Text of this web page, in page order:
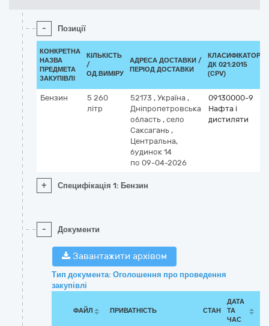
- Позиції
КОНКРЕТНА
НАЗВА
ПРЕДМЕТА
ЗАКУПІВЛІ
КІЛЬКІСТЬ
/
ОД.ВИМІРУ
АДРЕСА ДОСТАВКИ /
ПЕРІОД ДОСТАВКИ
КЛАСИФІКАТОР
ДК 021:2015
(CPV)
Бензин
5 260
літр
52173 , Україна ,
Дніпропетровська
область , село
Саксагань ,
Центральна,
будинок 14
по 09-04-2026
09130000-9
Нафта і
дистиляти
+ Специфікація 1: Бензин
- Документи
Завантажити архівом
Тип документа: Оголошення про проведення
закупівлі
ФАЙЛ ПРИВАТНІСТЬ СТАН
ДАТА
ТА
ЧАС